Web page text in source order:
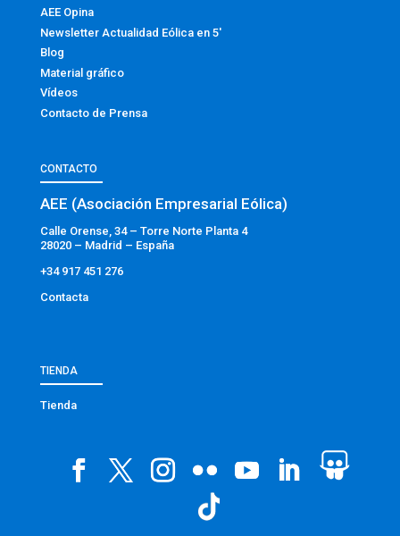
AEE Opina
Newsletter Actualidad Eólica en 5′
Blog
Material gráfico
Vídeos
Contacto de Prensa
CONTACTO
AEE (Asociación Empresarial Eólica)
Calle Orense, 34 – Torre Norte Planta 4
28020 – Madrid – España
+34 917 451 276
Contacta
TIENDA
Tienda